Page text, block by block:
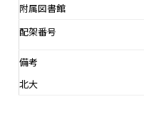
附属図書館
配架番号
備考
北大